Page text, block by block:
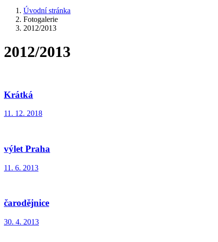
Úvodní stránka
Fotogalerie
2012/2013
2012/2013
Krátká
11. 12. 2018
výlet Praha
11. 6. 2013
čarodějnice
30. 4. 2013